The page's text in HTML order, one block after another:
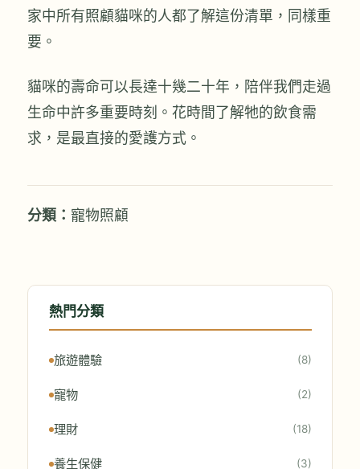
家中所有照顧貓咪的人都了解這份清單，同樣重
要。
貓咪的壽命可以長達十幾二十年，陪伴我們走過
生命中許多重要時刻。花時間了解牠的飲食需
求，是最直接的愛護方式。
分類： 寵物照顧
熱門分類
旅遊體驗 (8)
寵物 (2)
理財 (18)
養生保健 (3)